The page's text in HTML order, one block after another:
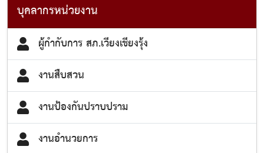
บุคลากรหน่วยงาน
ผู้กำกับการ สภ.เวียงเชียงรุ้ง
งานสืบสวน
งานป้องกันปราบปราม
งานอำนวยการ